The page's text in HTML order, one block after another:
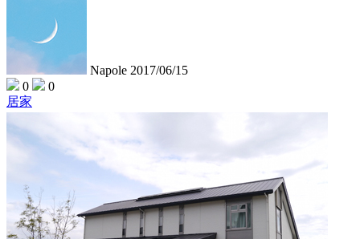
Napole 2017/06/15
0
0
居家